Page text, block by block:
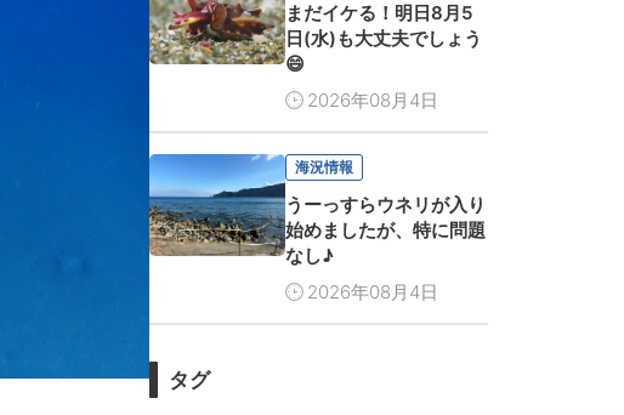
まだイケる！明日8月5
日(水)も大丈夫でしょう
😄
2026年08月4日
海況情報
うーっすらウネリが入り
始めましたが、特に問題
なし♪
2026年08月4日
タグ